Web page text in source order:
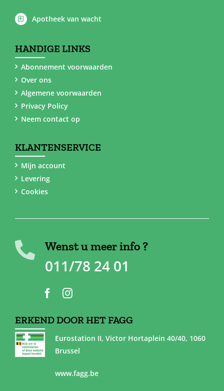
Apotheek van wacht
HANDIGE LINKS
Abonnement voorwaarden
Over ons
Algemene voorwaarden
Privacy Policy
Neem contact op
KLANTENSERVICE
Mijn account
Levering
Cookies
Wenst u meer info ?
011/78 24 01
ERKEND DOOR HET FAGG
Eurostation II, Victor Hortaplein 40/40, 1060
Brussel
www.fagg.be